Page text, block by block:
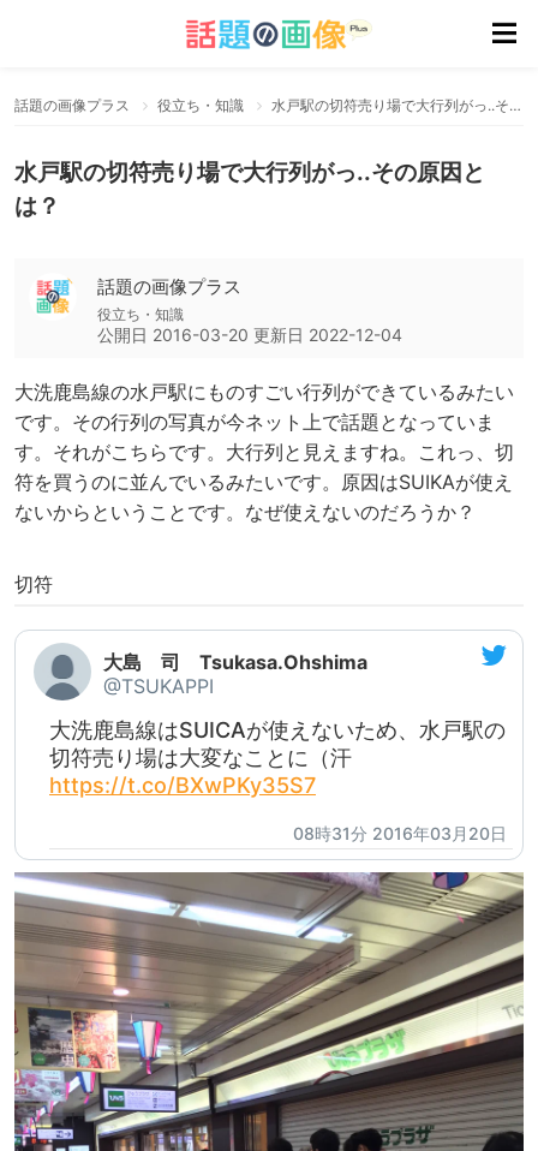
話題の画像プラス 役立ち・知識 水戸駅の切符売り場で大行列がっ..その原因とは？
水戸駅の切符売り場で大行列がっ..その原因と
は？
話題の画像プラス
役立ち・知識
公開日 2016-03-20 更新日 2022-12-04
大洗鹿島線の水戸駅にものすごい行列ができているみたい
です。その行列の写真が今ネット上で話題となっていま
す。それがこちらです。大行列と見えますね。これっ、切
符を買うのに並んでいるみたいです。原因はSUIKAが使え
ないからということです。なぜ使えないのだろうか？
切符
大島 司 Tsukasa.Ohshima
@TSUKAPPI
大洗鹿島線はSUICAが使えないため、水戸駅の
切符売り場は大変なことに（汗
https://t.co/BXwPKy35S7
08時31分 2016年03月20日